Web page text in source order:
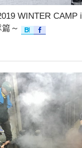
WINTER CAMP
～